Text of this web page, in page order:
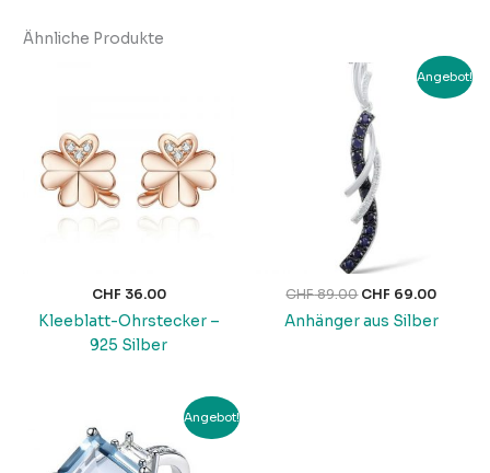
Ähnliche Produkte
CHF 36.00
Kleeblatt-Ohrstecker –
925 Silber
Angebot!
CHF89.00
Ursprünglicher
Preis
war:
CHF 89.00
CHF 69.00
Preis
Anhänger aus Silber
Angebot!
Ursprünglicher
Preis
war:
CHF 89.00
Aktueller
Preis